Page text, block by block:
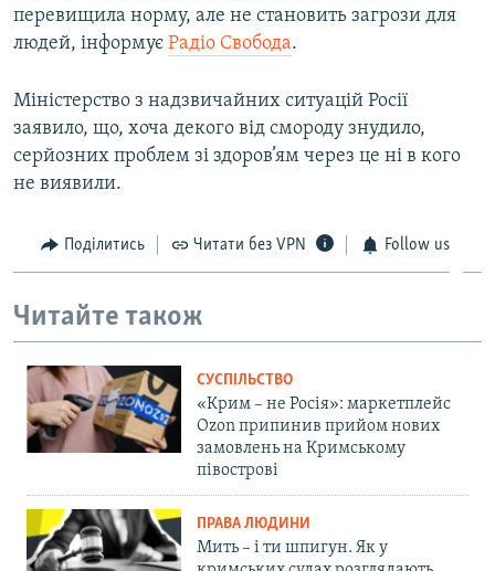
ІНФОГРАФІКА
ДОЛУЧАЙСЯ!
Усі сайти RFE/RL
перевищила норму, але не становить загрози для
людей, інформує Радіо Свобода.
Міністерство з надзвичайних ситуацій Росії
заявило, що, хоча декого від смороду знудило,
серйозних проблем зі здоров’ям через це ні в кого
не виявили.
Поділитись Читати без VPN Follow us
Читайте також
СУСПІЛЬСТВО
«Крим – не Росія»: маркетплейс
Ozon припинив прийом нових
замовлень на Кримському
півострові
ПРАВА ЛЮДИНИ
Мить – і ти шпигун. Як у